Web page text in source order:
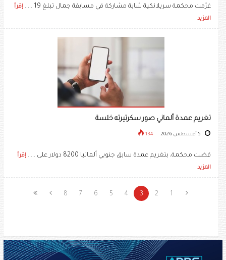
غرّمت محكمة سريلانكية شابة مشاركة في مسابقة جمال تبلغ 19 .....
إقرأ
المزيد
تغريم عمدة ألماني صور سكرتيرته خلسة
134
قضت محكمة، بتغريم عمدة سابق جنوبي ألمانيا 8200 دولار على .....
إقرأ
المزيد
1
2
3
4
5
6
7
8